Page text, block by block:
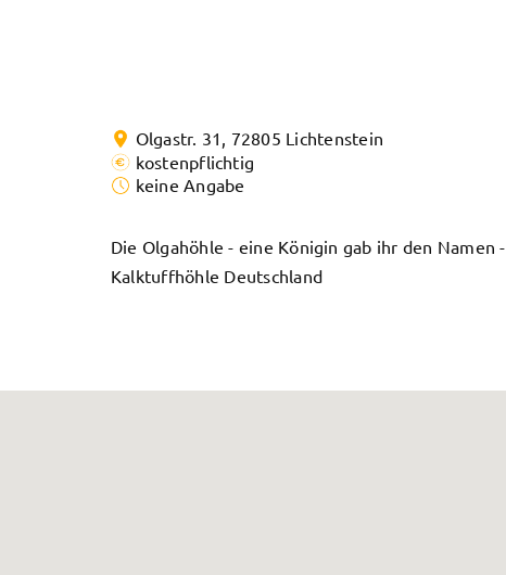
Olgastr. 31 , 72805 Lichtenstein
kostenpflichtig
keine Angabe
Die Olgahöhle - eine Königin gab ihr den
Kalktuffhöhle Deutschland